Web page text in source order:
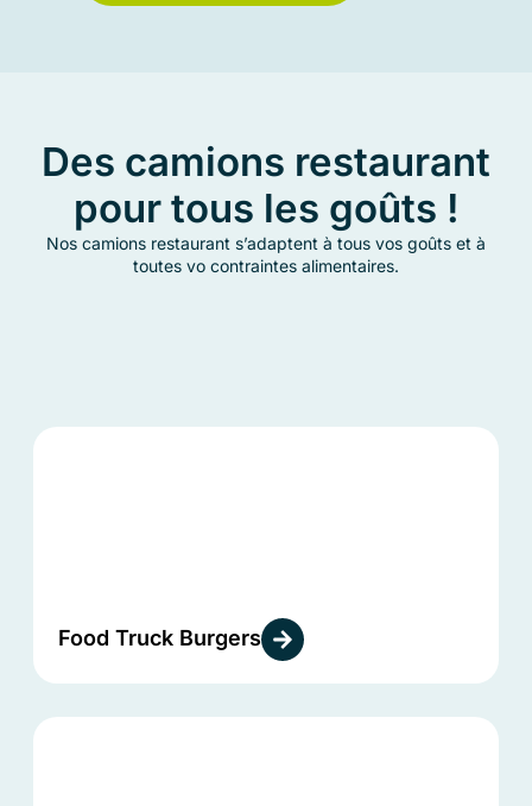
Des camions restaurant
pour tous les goûts !
Nos camions restaurant s’adaptent à tous vos goûts et à
toutes vo contraintes alimentaires.
Food Truck Burgers